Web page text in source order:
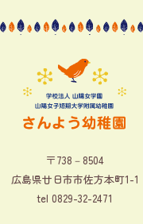
〒738－8504
広島県廿日市市佐方本町1-1
tel 0829-32-2471